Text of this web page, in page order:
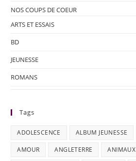
NOS COUPS DE COEUR
ARTS ET ESSAIS
BD
JEUNESSE
ROMANS
Tags
ADOLESCENCE ALBUM JEUNESSE
AMOUR ANGLETERRE ANIMAUX